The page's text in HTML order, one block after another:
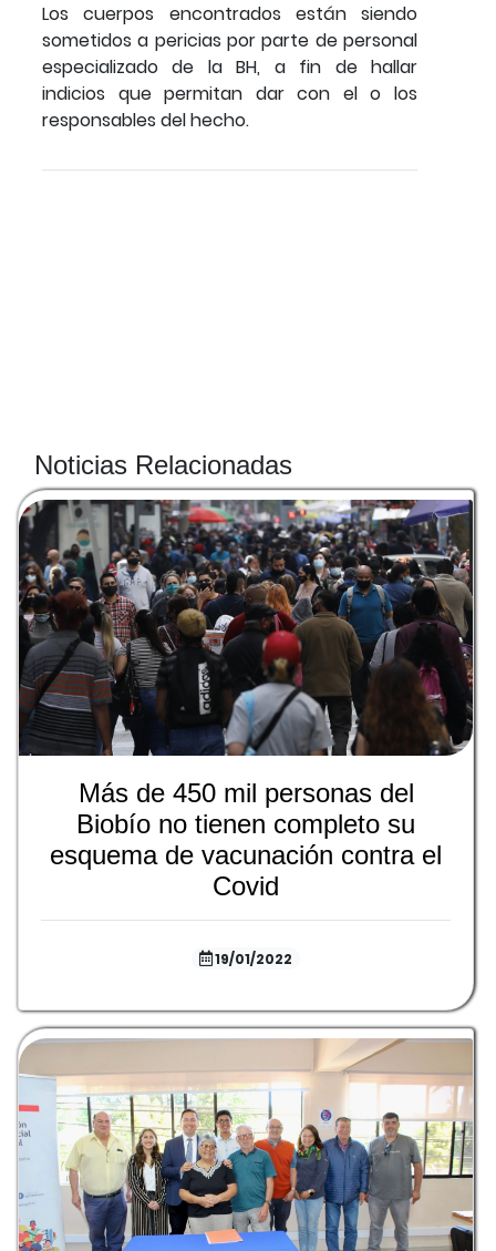
Los cuerpos encontrados están siendo
sometidos a pericias por parte de personal
especializado de la BH, a fin de hallar
indicios que permitan dar con el o los
responsables del hecho.
Noticias Relacionadas
Más de 450 mil personas del
Biobío no tienen completo su
esquema de vacunación contra el
Covid
19/01/2022